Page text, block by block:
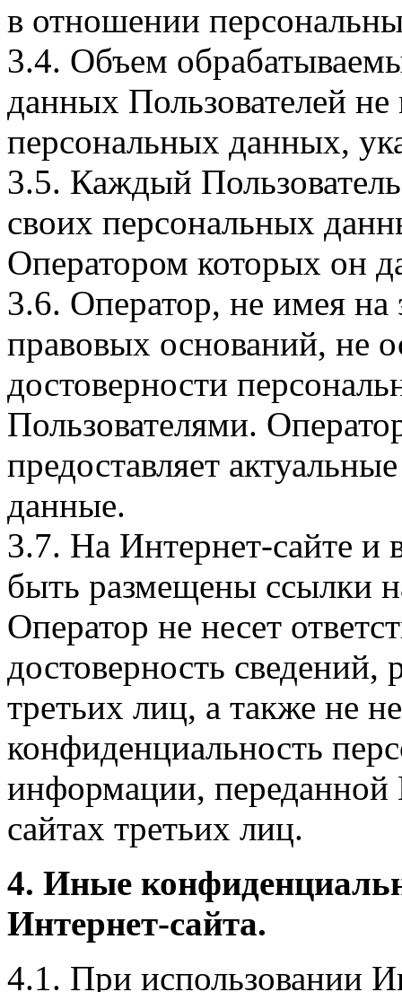
в отношении
3.4. Объем
данных Пользователей
персональных данных,
3.5. Каждый
своих персональных
Оператором которых он
3.6. Оператор, не имея
правовых оснований, не
достоверности
Пользователями.
предоставляет
данные.
3.7. На Интернет-сайте
быть размещены ссылки
Оператор не несет
достоверность
третьих лиц, а также не
конфиденциальность
информации, переданной
сайтах третьих лиц.
4. Иные
Интернет-сайта.
4.1. При использовании